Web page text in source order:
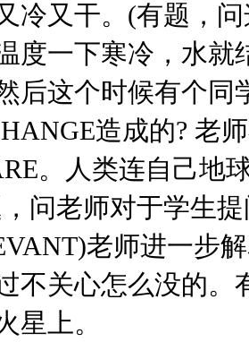
冷又干。(有题，
度一下寒冷，水
后这个时候有个同
造成的? 老
。人类连自己地
问老师对于学生
老师进一步
不关心怎么没的。
星上。